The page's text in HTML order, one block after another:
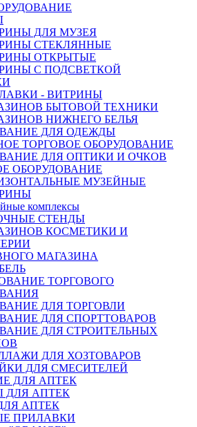
ДЛЯ МУЗЕЯ
СТЕКЛЯННЫЕ
ОТКРЫТЫЕ
С ПОДСВЕТКОЙ
- ВИТРИНЫ
БЫТОВОЙ ТЕХНИКИ
НИЖНЕГО БЕЛЬЯ
ДЛЯ ОДЕЖДЫ
ТОРГОВОЕ ОБОРУДОВАНИЕ
ДЛЯ ОПТИКИ И ОЧКОВ
ОБОРУДОВАНИЕ
МУЗЕЙНЫЕ
комплексы
СТЕНДЫ
КОСМЕТИКИ И
МАГАЗИНА
ТОРГОВОГО
ДЛЯ ТОРГОВЛИ
ДЛЯ СПОРТТОВАРОВ
ДЛЯ СТРОИТЕЛЬНЫХ
ДЛЯ ХОЗТОВАРОВ
ДЛЯ СМЕСИТЕЛЕЙ
ДЛЯ АПТЕК
ДЛЯ АПТЕК
АПТЕК
ПРИЛАВКИ